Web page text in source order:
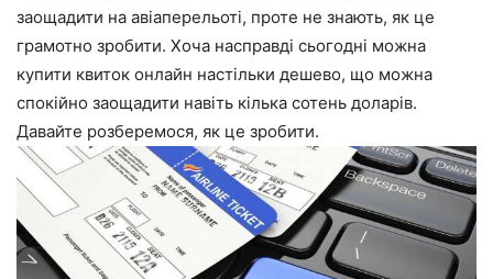
заощадити на авіаперельоті, проте не знають, як це
грамотно зробити. Хоча насправді сьогодні можна
купити квиток онлайн настільки дешево, що можна
спокійно заощадити навіть кілька сотень доларів.
Давайте розберемося, як це зробити.